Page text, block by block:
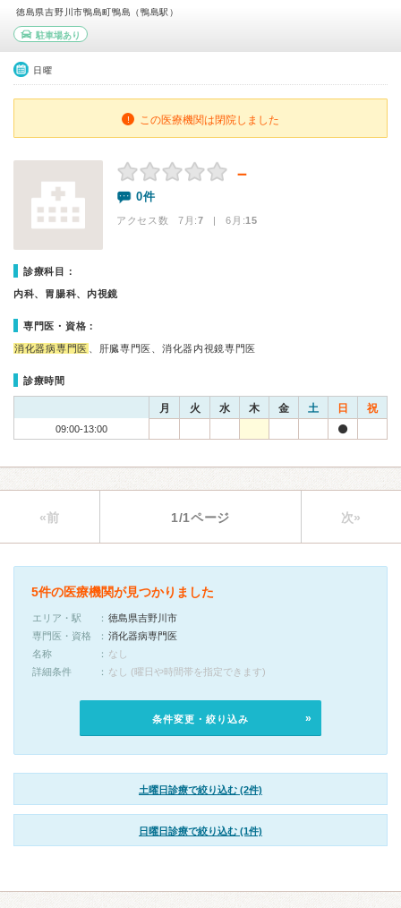
徳島県吉野川市鴨島町鴨島（鴨島駅）
駐車場あり
日曜
この医療機関は閉院しました
－
0件
アクセス数 7月:7 | 6月:15
診療科目：
内科、胃腸科、内視鏡
専門医・資格：
消化器病専門医 、肝臓専門医、消化器内視鏡専門医
診療時間
月 火 水 木 金 土 日 祝
09:00-13:00
«前 1/1ページ 次»
5件の医療機関が見つかりました
エリア・駅
徳島県吉野川市
専門医・資格
消化器病専門医
名称
なし
詳細条件
なし (曜日や時間帯を指定できます)
条件変更・絞り込み
土曜日診療で絞り込む (2件)
日曜日診療で絞り込む (1件)